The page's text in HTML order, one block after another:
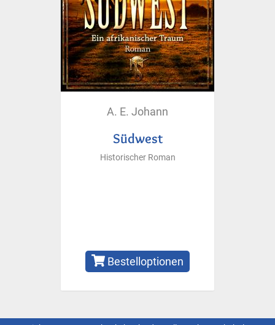
A. E. Johann
Südwest
Historischer Roman
Bestelloptionen